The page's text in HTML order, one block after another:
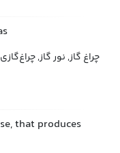
چراغ گاز, نور گاز, چراغ‌گازی
that produces